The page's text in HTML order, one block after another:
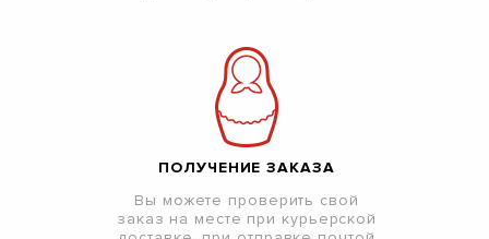
ПОЛУЧЕНИЕ ЗАКАЗА
Вы можете проверить свой
заказ на месте при курьерской